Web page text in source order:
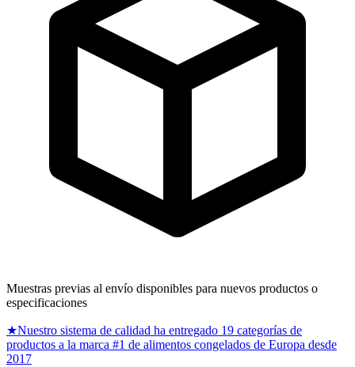
Muestras previas al envío disponibles para nuevos productos o
especificaciones
★Nuestro sistema de calidad ha entregado 19 categorías de
productos a la marca #1 de alimentos congelados de Europa desde
2017